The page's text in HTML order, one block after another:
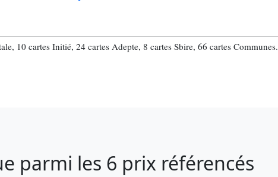
10 cartes Initié, 24 cartes Adepte, 8 cartes Sbire, 66 cartes Communes.
parmi les 6 prix référencés